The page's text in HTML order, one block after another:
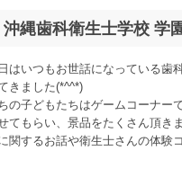
口腔外科
沖縄歯科衛生士学校 学
はいつもお世話になっている歯
きました(*^^*)
の子どもたちはゲームコーナー
てもらい、景品をたくさん頂き
関するお話や衛生士さんの体験